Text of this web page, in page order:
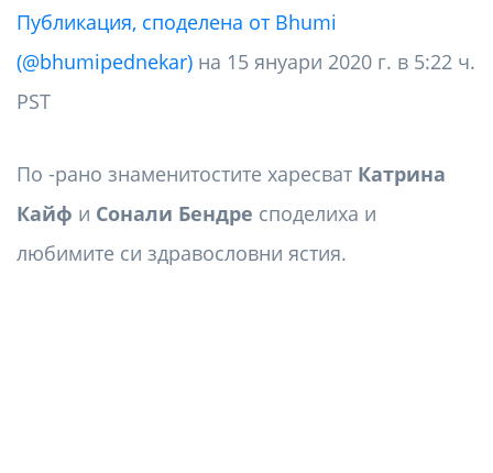
Публикация, споделена от Bhumi
(@bhumipednekar) на 15 януари 2020 г. в 5:22 ч.
PST
По -рано знаменитостите харесват Катрина
Кайф и Сонали Бендре споделиха и
любимите си здравословни ястия.